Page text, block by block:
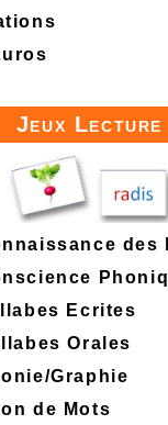
Jeux Lecture
des
Ecrites
Orales
Graphie
de Mots